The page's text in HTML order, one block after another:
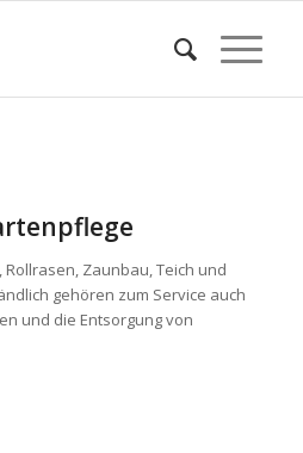
Zaunbau, Teich und
gehören zum Service auch
und die Entsorgung von